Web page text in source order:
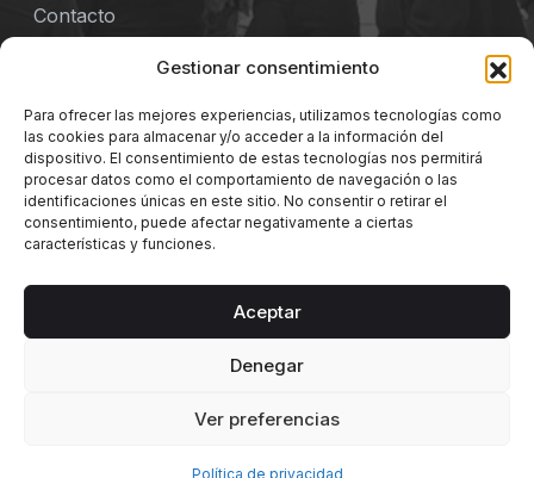
Gestionar consentimiento
Para ofrecer las mejores experiencias, utilizamos tecnologías como
las cookies para almacenar y/o acceder a la información del
dispositivo. El consentimiento de estas tecnologías nos permitirá
procesar datos como el comportamiento de navegación o las
identificaciones únicas en este sitio. No consentir o retirar el
consentimiento, puede afectar negativamente a ciertas
características y funciones.
Aceptar
Denegar
Ver preferencias
Política de privacidad
Contacto
Política de privacidad
Términos y Condiciones
Política de cookies